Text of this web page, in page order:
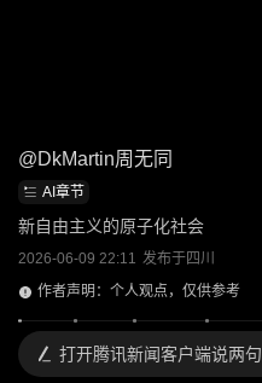
@DkMartin周无同
AI章节
新自由主义的原子化社会
2026-06-09 22:11 发布于四川
作者声明：个人观点，仅供参考
打开腾讯新闻客户端说两句